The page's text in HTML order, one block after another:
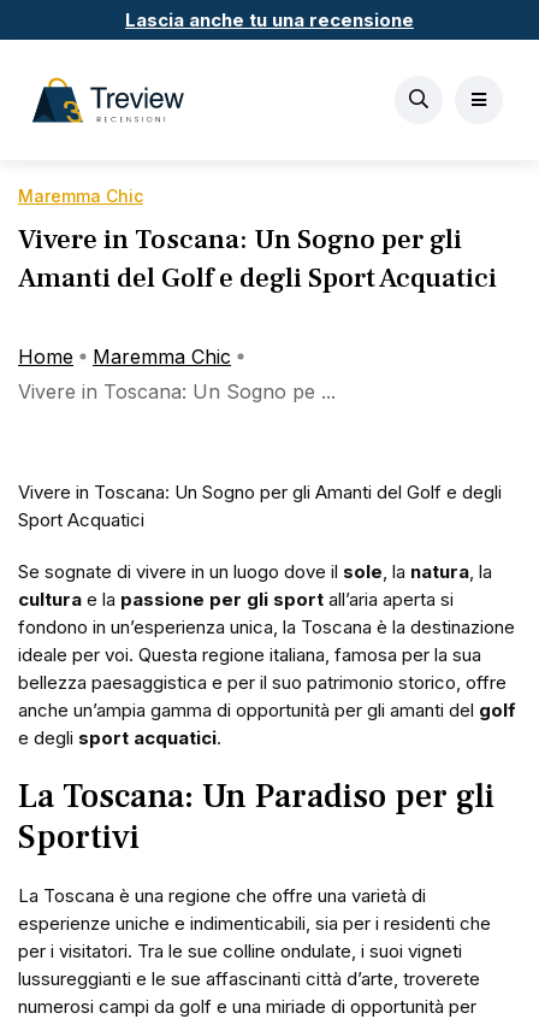
Lascia anche tu una recensione
Maremma Chic
Vivere in Toscana: Un Sogno per gli
Amanti del Golf e degli Sport Acquatici
Home
Maremma Chic
Vivere in Toscana: Un Sogno pe ...
Vivere in Toscana: Un Sogno per gli Amanti del Golf e degli
Sport Acquatici
Se sognate di vivere in un luogo dove il sole, la natura, la
cultura e la passione per gli sport all’aria aperta si
fondono in un’esperienza unica, la Toscana è la destinazione
ideale per voi. Questa regione italiana, famosa per la sua
bellezza paesaggistica e per il suo patrimonio storico, offre
anche un’ampia gamma di opportunità per gli amanti del golf
e degli sport acquatici.
La Toscana: Un Paradiso per gli
Sportivi
La Toscana è una regione che offre una varietà di
esperienze uniche e indimenticabili, sia per i residenti che
per i visitatori. Tra le sue colline ondulate, i suoi vigneti
lussureggianti e le sue affascinanti città d’arte, troverete
numerosi campi da golf e una miriade di opportunità per